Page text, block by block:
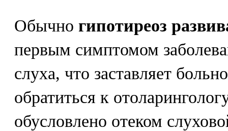
Обычно гипотиреоз
первым симптомом
слуха, что заставляет
обратиться к
обусловлено отеком